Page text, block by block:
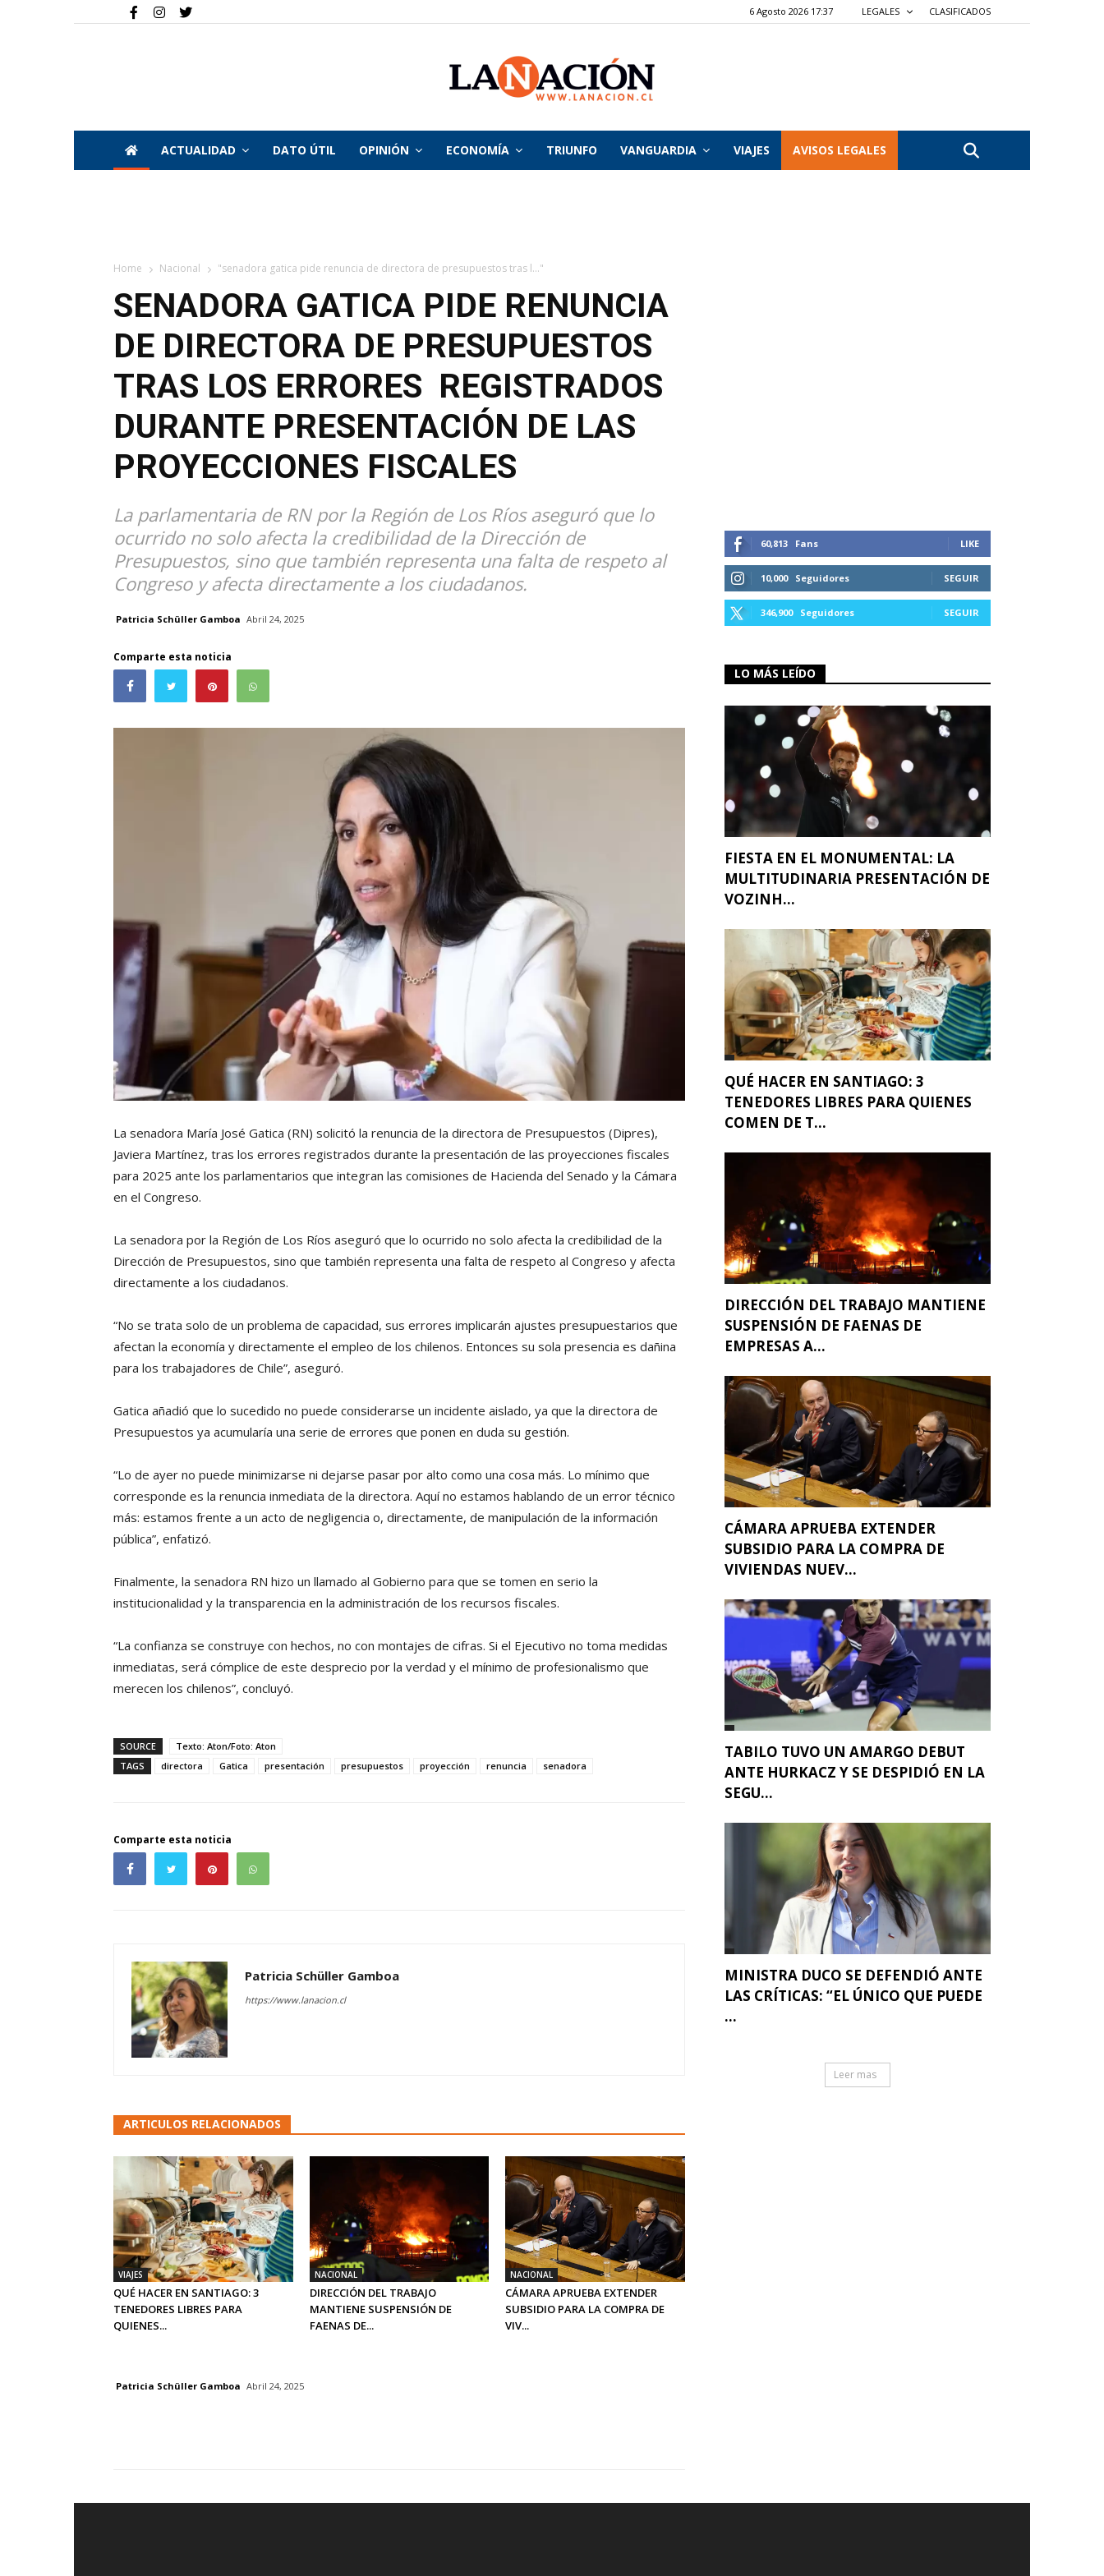
6 Agosto 2026 17:37 LEGALES CLASIFICADOS
La
ACTUALIDAD DATO ÚTIL OPINIÓN ECONOMÍA TRIUNFO VANGUARDIA VIAJES AVISOS LEGALES
Home Nacional "senadora gatica pide renuncia de directora de presupuestos tras l..."
SENADORA GATICA PIDE RENUNCIA
DE DIRECTORA DE PRESUPUESTOS
TRAS LOS ERRORES REGISTRADOS
DURANTE PRESENTACIÓN DE LAS
PROYECCIONES FISCALES
La parlamentaria de RN por la Región de Los Ríos aseguró que lo
ocurrido no solo afecta la credibilidad de la Dirección de
Presupuestos, sino que también representa una falta de respeto al
Congreso y afecta directamente a los ciudadanos.
Patricia Schüller Gamboa Abril 24, 2025
Comparte esta noticia
La senadora María José Gatica (RN) solicitó la renuncia de la directora de Presupuestos (Dipres),
Javiera Martínez, tras los errores registrados durante la presentación de las proyecciones fiscales
para 2025 ante los parlamentarios que integran las comisiones de Hacienda del Senado y la Cámara
en el Congreso.
La senadora por la Región de Los Ríos aseguró que lo ocurrido no solo afecta la credibilidad de la
Dirección de Presupuestos, sino que también representa una falta de respeto al Congreso y afecta
directamente a los ciudadanos.
“No se trata solo de un problema de capacidad, sus errores implicarán ajustes presupuestarios que
afectan la economía y directamente el empleo de los chilenos. Entonces su sola presencia es dañina
para los trabajadores de Chile”, aseguró.
Gatica añadió que lo sucedido no puede considerarse un incidente aislado, ya que la directora de
Presupuestos ya acumularía una serie de errores que ponen en duda su gestión.
“Lo de ayer no puede minimizarse ni dejarse pasar por alto como una cosa más. Lo mínimo que
corresponde es la renuncia inmediata de la directora. Aquí no estamos hablando de un error técnico
más: estamos frente a un acto de negligencia o, directamente, de manipulación de la información
pública”, enfatizó.
Finalmente, la senadora RN hizo un llamado al Gobierno para que se tomen en serio la
institucionalidad y la transparencia en la administración de los recursos fiscales.
“La confianza se construye con hechos, no con montajes de cifras. Si el Ejecutivo no toma medidas
inmediatas, será cómplice de este desprecio por la verdad y el mínimo de profesionalismo que
merecen los chilenos”, concluyó.
SOURCE
Texto: Aton/Foto: Aton
TAGS
directora Gatica presentación presupuestos proyección renuncia senadora
Comparte esta noticia
Patricia Schüller Gamboa
https://www.lanacion.cl
ARTICULOS RELACIONADOS
VIAJES
QUÉ HACER EN SANTIAGO: 3
TENEDORES LIBRES PARA
QUIENES...
NACIONAL
DIRECCIÓN DEL TRABAJO
MANTIENE SUSPENSIÓN DE
FAENAS DE...
NACIONAL
CÁMARA APRUEBA EXTENDER
SUBSIDIO PARA LA COMPRA DE
VIV...
60,813 Fans LIKE
10,000 Seguidores SEGUIR
346,900 Seguidores SEGUIR
LO MÁS LEÍDO
FIESTA EN EL MONUMENTAL: LA
MULTITUDINARIA PRESENTACIÓN DE
VOZINH...
QUÉ HACER EN SANTIAGO: 3
TENEDORES LIBRES PARA QUIENES
COMEN DE T...
DIRECCIÓN DEL TRABAJO MANTIENE
SUSPENSIÓN DE FAENAS DE
EMPRESAS A...
CÁMARA APRUEBA EXTENDER
SUBSIDIO PARA LA COMPRA DE
VIVIENDAS NUEV...
TABILO TUVO UN AMARGO DEBUT
ANTE HURKACZ Y SE DESPIDIÓ EN LA
SEGU...
MINISTRA DUCO SE DEFENDIÓ ANTE
LAS CRÍTICAS: “EL ÚNICO QUE PUEDE
...
Leer mas
Patricia Schüller Gamboa Abril 24, 2025